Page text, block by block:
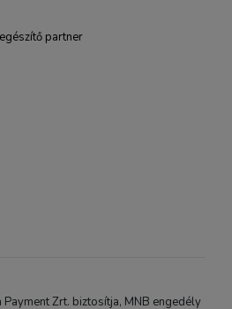
partner
Zrt. biztosítja, MNB engedély